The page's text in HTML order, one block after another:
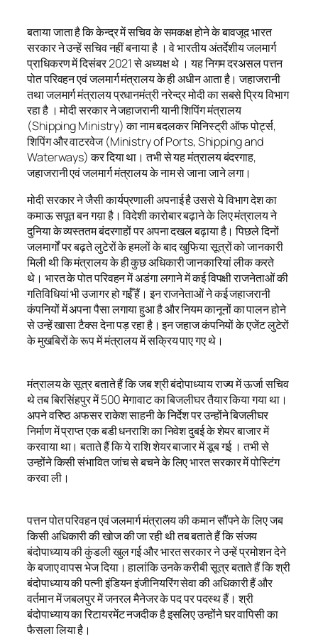
बताया जाता है कि केन्द्र में सचिव के समकक्ष होने के बावजूद भारत
सरकार ने उन्हें सचिव नहीं बनाया है । वे भारतीय अंतर्देशीय जलमार्ग
प्राधिकरण में दिसंबर 2021 से अध्यक्ष थे । यह निगम दरअसल पत्तन
पोत परिवहन एवं जलमार्ग मंत्रालय के ही अधीन आता है। जहाजरानी
तथा जलमार्ग मंत्रालय प्रधानमंत्री नरेन्द्र मोदी का सबसे प्रिय विभाग
रहा है । मोदी सरकार ने जहाजरानी यानी शिपिंग मंत्रालय
(Shipping Ministry) का नाम बदलकर मिनिस्ट्री ऑफ पोर्ट्स,
शिपिंग और वाटरवेज (Ministry of Ports, Shipping and
Waterways) कर दिया था। तभी से यह मंत्रालय बंदरगाह,
जहाजरानी एवं जलमार्ग मंत्रालय के नाम से जाना जाने लगा।
मोदी सरकार ने जैसी कार्यप्रणाली अपनाई है उससे ये विभाग देश का
कमाऊ सपूत बन गय़ा है। विदेशी कारोबार बढ़ाने के लिए मंत्रालय ने
दुनिया के व्यस्ततम बंदरगाहों पर अपना दखल बढ़ाया है। पिछले दिनों
जलमार्गों पर बढ़ते लुटेरों के हमलों के बाद खुफिया सूत्रों को जानकारी
मिली थी कि मंत्रालय के ही कुछ अधिकारी जानकारियां लीक करते
थे। भारत के पोत परिवहन में अडंगा लगाने में कई विपक्षी राजनेताओं की
गतिविधियां भी उजागर हो गईँ हैं। इन राजनेताओं ने कई जहाजरानी
कंपनियों में अपना पैसा लगाया हुआ है और नियम कानूनों का पालन होने
से उन्हें खासा टैक्स देना पड़ रहा है। इन जहाज कंपनियों के एजेंट लुटेरों
के मुखबिरों के रूप में मंत्रालय में सक्रिय पाए गए थे।
मंत्रालय के सूत्र बताते हैं कि जब श्री बंदोपाध्याय राज्य में ऊर्जा सचिव
थे तब बिरसिंहपुर में 500 मेगावाट का बिजलीघर तैयार किया गया था।
अपने वरिष्ठ अफसर राकेश साहनी के निर्देश पर उन्होंने बिजलीघर
निर्माण में प्राप्त एक बडी धनराशि का निवेश दुबई के शेयर बाजार में
करवाया था। बताते हैं कि ये राशि शेयर बाजार में डूब गई । तभी से
उन्होंने किसी संभावित जांच से बचने के लिए भारत सरकार में पोस्टिंग
करवा ली।
पत्तन पोत परिवहन एवं जलमार्ग मंत्रालय की कमान सौंपने के लिए जब
किसी अधिकारी की खोज की जा रही थी तब बताते हैं कि संजय
बंदोपाध्याय की कुंडली खुल गई और भारत सरकार ने उन्हें प्रमोशन देने
के बजाए वापस भेज दिया। हालांकि उनके करीबी सूत्र बताते हैं कि श्री
बंदोपाध्याय की पत्नी इंडियन इंजीनियरिंग सेवा की अधिकारी हैं और
वर्तमान में जबलपुर में जनरल मैनेजर के पद पर पदस्थ हैं। श्री
बंदोपाध्याय का रिटायरमेंट नजदीक है इसलिए उन्होंने घर वापिसी का
फैसला लिया है।